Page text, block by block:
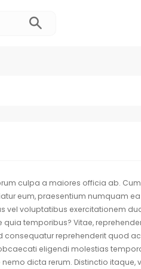
culpa a maiores officia ab.
eum, praesentium numquam
vel voluptatibus exercitationem
temporibus? Vitae,
reprehenderit quod
eligendi molestias
dicta rerum. Distinctio